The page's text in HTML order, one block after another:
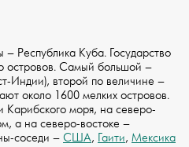
Республика Куба. Государство
островов. Самый большой –
Индии), второй по величине –
около 1600 мелких островов.
моря, на северо-
а на северо-востоке –
соседи – США, Гаити, Мексика